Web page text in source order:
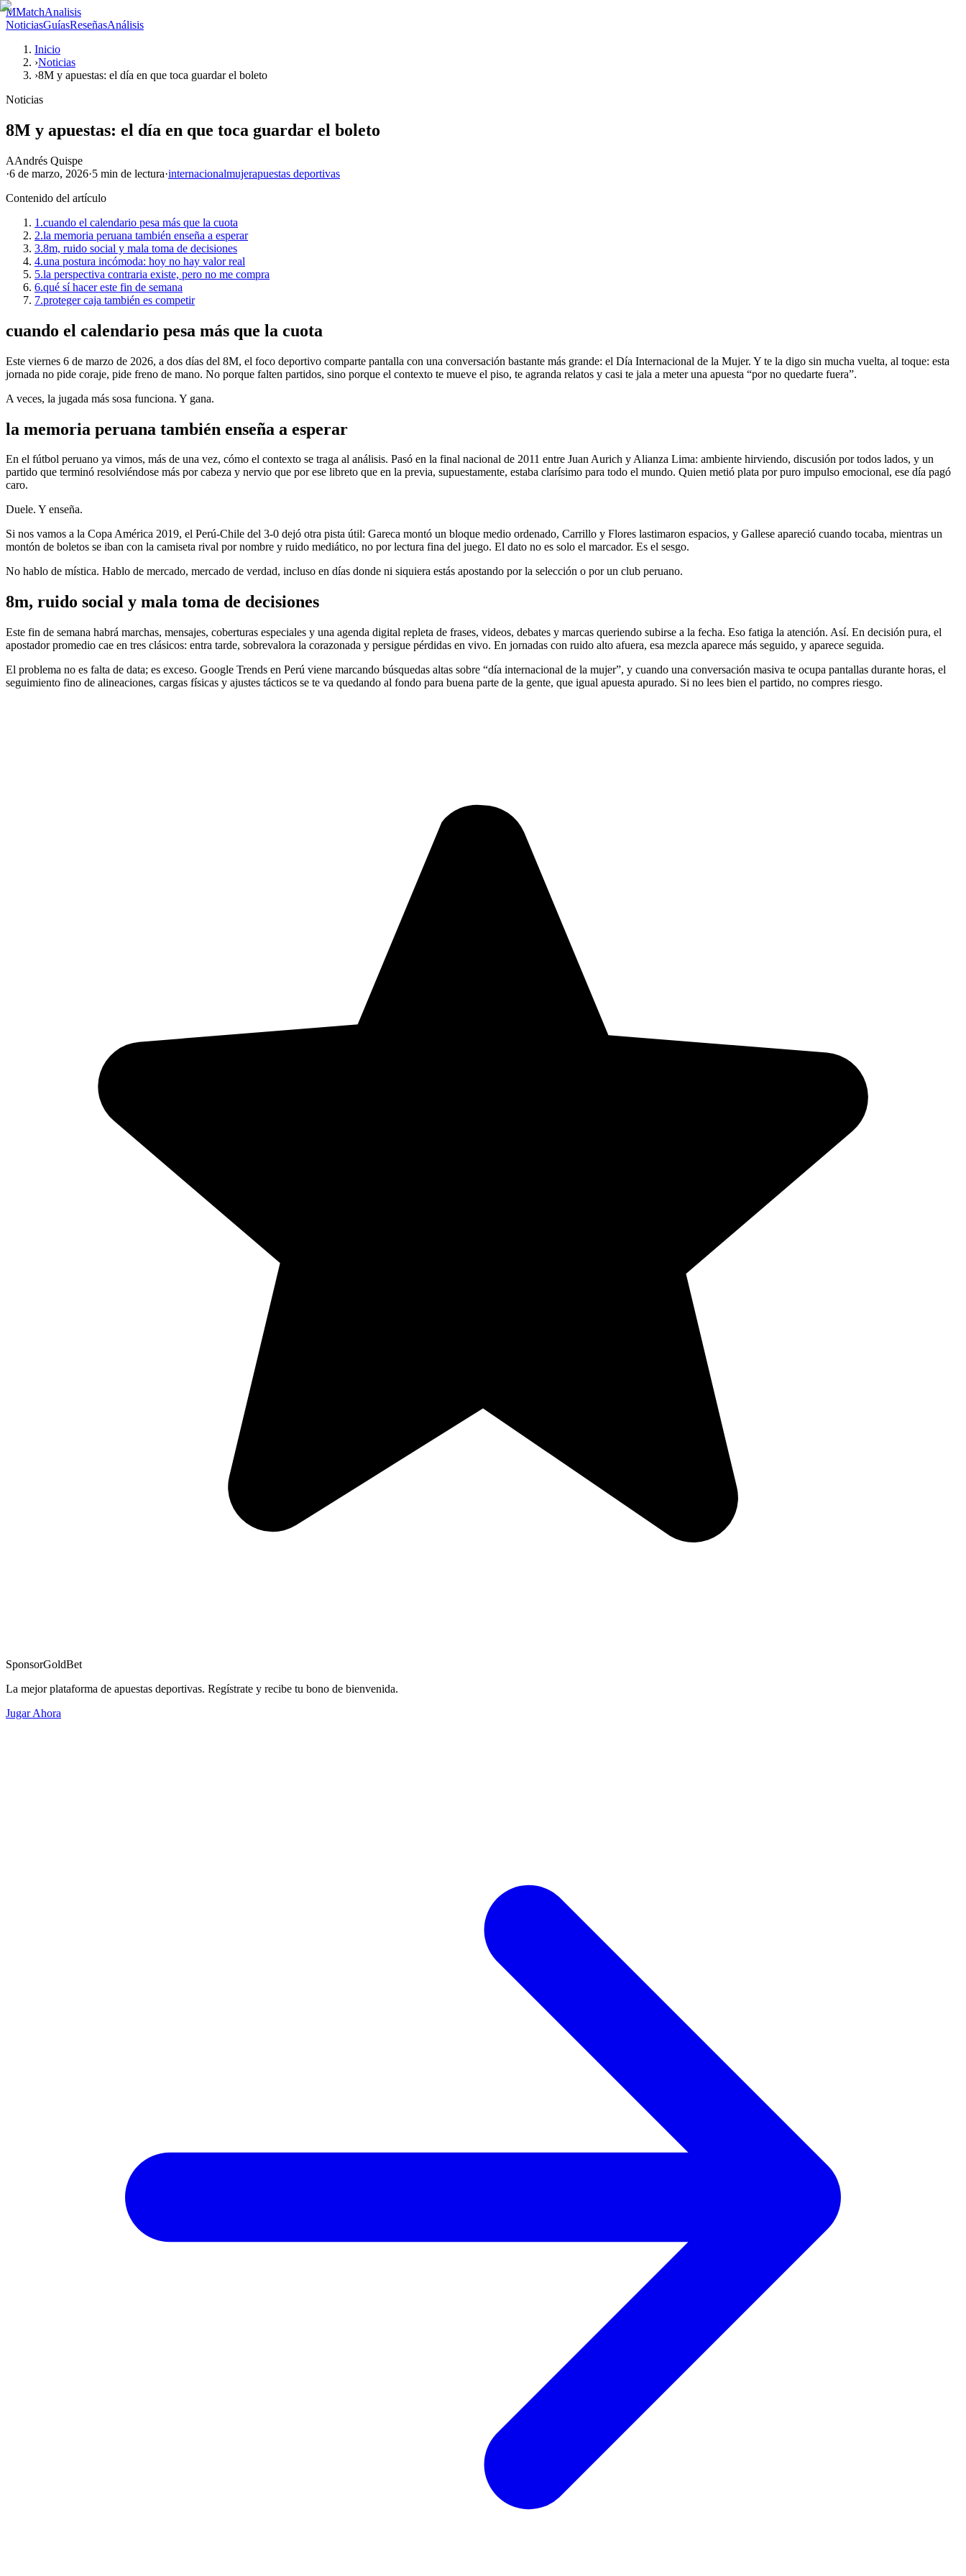
MMatchAnalisis
NoticiasGuíasReseñasAnálisis
Inicio
›Noticias
›8M y apuestas: el día en que toca guardar el boleto
Noticias
8M y apuestas: el día en que toca guardar el boleto
AAndrés Quispe
·6 de marzo, 2026·5 min de lectura·internacionalmujerapuestas deportivas
Contenido del artículo
1.cuando el calendario pesa más que la cuota
2.la memoria peruana también enseña a esperar
3.8m, ruido social y mala toma de decisiones
4.una postura incómoda: hoy no hay valor real
5.la perspectiva contraria existe, pero no me compra
6.qué sí hacer este fin de semana
7.proteger caja también es competir
cuando el calendario pesa más que la cuota
Este viernes 6 de marzo de 2026, a dos días del 8M, el foco deportivo comparte pantalla con una conversación bastante más grande: el Día Internacional de la Mujer. Y te la digo sin mucha vuelta, al toque: esta
jornada no pide coraje, pide freno de mano. No porque falten partidos, sino porque el contexto te mueve el piso, te agranda relatos y casi te jala a meter una apuesta “por no quedarte fuera”.
A veces, la jugada más sosa funciona. Y gana.
la memoria peruana también enseña a esperar
En el fútbol peruano ya vimos, más de una vez, cómo el contexto se traga al análisis. Pasó en la final nacional de 2011 entre Juan Aurich y Alianza Lima: ambiente hirviendo, discusión por todos lados, y un
partido que terminó resolviéndose más por cabeza y nervio que por ese libreto que en la previa, supuestamente, estaba clarísimo para todo el mundo. Quien metió plata por puro impulso emocional, ese día pagó
caro.
Duele. Y enseña.
Si nos vamos a la Copa América 2019, el Perú-Chile del 3-0 dejó otra pista útil: Gareca montó un bloque medio ordenado, Carrillo y Flores lastimaron espacios, y Gallese apareció cuando tocaba, mientras un
montón de boletos se iban con la camiseta rival por nombre y ruido mediático, no por lectura fina del juego. El dato no es solo el marcador. Es el sesgo.
No hablo de mística. Hablo de mercado, mercado de verdad, incluso en días donde ni siquiera estás apostando por la selección o por un club peruano.
8m, ruido social y mala toma de decisiones
Este fin de semana habrá marchas, mensajes, coberturas especiales y una agenda digital repleta de frases, videos, debates y marcas queriendo subirse a la fecha. Eso fatiga la atención. Así. En decisión pura, el
apostador promedio cae en tres clásicos: entra tarde, sobrevalora la corazonada y persigue pérdidas en vivo. En jornadas con ruido alto afuera, esa mezcla aparece más seguido, y aparece seguida.
El problema no es falta de data; es exceso. Google Trends en Perú viene marcando búsquedas altas sobre “día internacional de la mujer”, y cuando una conversación masiva te ocupa pantallas durante horas, el
seguimiento fino de alineaciones, cargas físicas y ajustes tácticos se te va quedando al fondo para buena parte de la gente, que igual apuesta apurado. Si no lees bien el partido, no compres riesgo.
SponsorGoldBet
La mejor plataforma de apuestas deportivas. Regístrate y recibe tu bono de bienvenida.
Jugar Ahora